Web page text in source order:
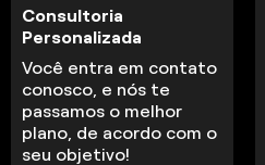
Consultoria
Personalizada
Você entra em contato
conosco, e nós te
passamos o melhor
plano, de acordo com o
seu objetivo!